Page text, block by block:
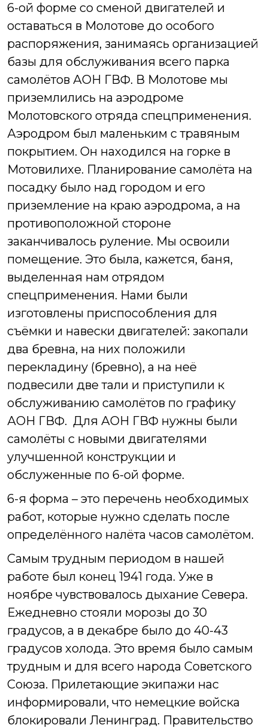
6-ой форме со сменой двигателей и
оставаться в Молотове до особого
распоряжения, занимаясь организацией
базы для обслуживания всего парка
самолётов АОН ГВФ. В Молотове мы
приземлились на аэродроме
Молотовского отряда спецприменения.
Аэродром был маленьким с травяным
покрытием. Он находился на горке в
Мотовилихе. Планирование самолёта на
посадку было над городом и его
приземление на краю аэродрома, а на
противоположной стороне
заканчивалось руление. Мы освоили
помещение. Это была, кажется, баня,
выделенная нам отрядом
спецприменения. Нами были
изготовлены приспособления для
съёмки и навески двигателей: закопали
два бревна, на них положили
перекладину (бревно), а на неё
подвесили две тали и приступили к
обслуживанию самолётов по графику
АОН ГВФ. Для АОН ГВФ нужны были
самолёты с новыми двигателями
улучшенной конструкции и
обслуженные по 6-ой форме.
6-я форма – это перечень необходимых
работ, которые нужно сделать после
определённого налёта часов самолётом.
Самым трудным периодом в нашей
работе был конец 1941 года. Уже в
ноябре чувствовалось дыхание Севера.
Ежедневно стояли морозы до 30
градусов, а в декабре было до 40-43
градусов холода. Это время было самым
трудным и для всего народа Советского
Союза. Прилетающие экипажи нас
информировали, что немецкие войска
блокировали Ленинград. Правительство